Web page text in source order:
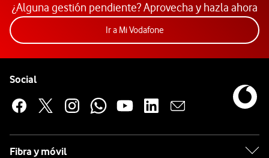
¿Alguna gestión pendiente? Aprovecha y hazla ahora
Ir a Mi VodafoneAcceder a la app Mi
Social
Fibra y móvil